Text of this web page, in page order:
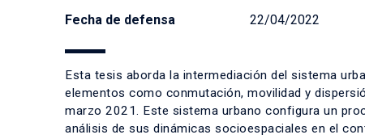
Fecha de defensa 22/04/2022
Esta tesis aborda la intermediación del sistema
elementos como conmutación, movilidad y
marzo 2021. Este sistema urbano configura un
análisis de sus dinámicas socioespaciales en el